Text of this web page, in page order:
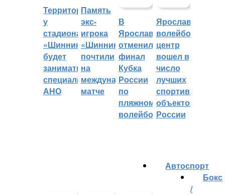
Территорией
у
стадиона
«Шинник»
будет
заниматься
специальное
АНО
Память
экс-
игрока
«Шинника»
почтили
на
международном
матче
В
Ярославле
отменили
финал
Кубка
России
по
пляжному
волейболу
Ярославский
волейбольный
центр
вошел в
число
лучших
спортивных
объектов
России
Автоспорт
Бокс
/